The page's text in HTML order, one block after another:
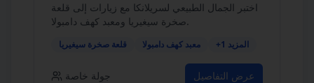
اختبر الجمال الطبيعي لسريلانكا مع زيارات إلى قلعة
صخرة سيغيريا ومعبد كهف دامبولا.
قلعة صخرة سيغيريا معبد كهف دامبولا +1 المزيد
جولة خاصة عرض التفاصيل